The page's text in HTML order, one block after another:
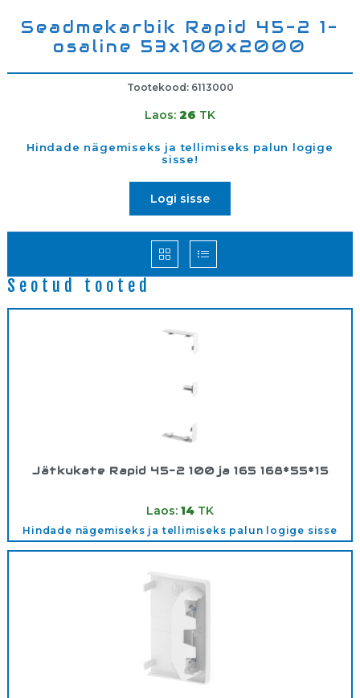
Seadmekarbik Rapid 45-2 1-
osaline 53x100x2000
Tootekood: 6113000
Laos: 26 TK
Hindade nägemiseks ja tellimiseks palun logige
sisse!
Logi sisse
Seotud tooted
Jätkukate Rapid 45-2 100 ja 165 168*55*15
Laos: 14 TK
Hindade nägemiseks ja tellimiseks palun logige sisse